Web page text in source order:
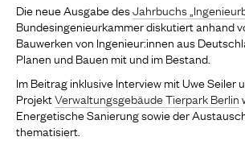
Die neue Ausgabe desJahrbuchs
Bundesingenieurkammer diskutiert anhand
Bauwerken von Ingenieur:innen aus
Planen und Bauen mit und im Bestand.
Im Beitrag inklusive Interview mit Uwe Seiler
ProjektVerwaltungsgebäude Tierpark Berlin
Energetische Sanierung sowie der
thematisiert.